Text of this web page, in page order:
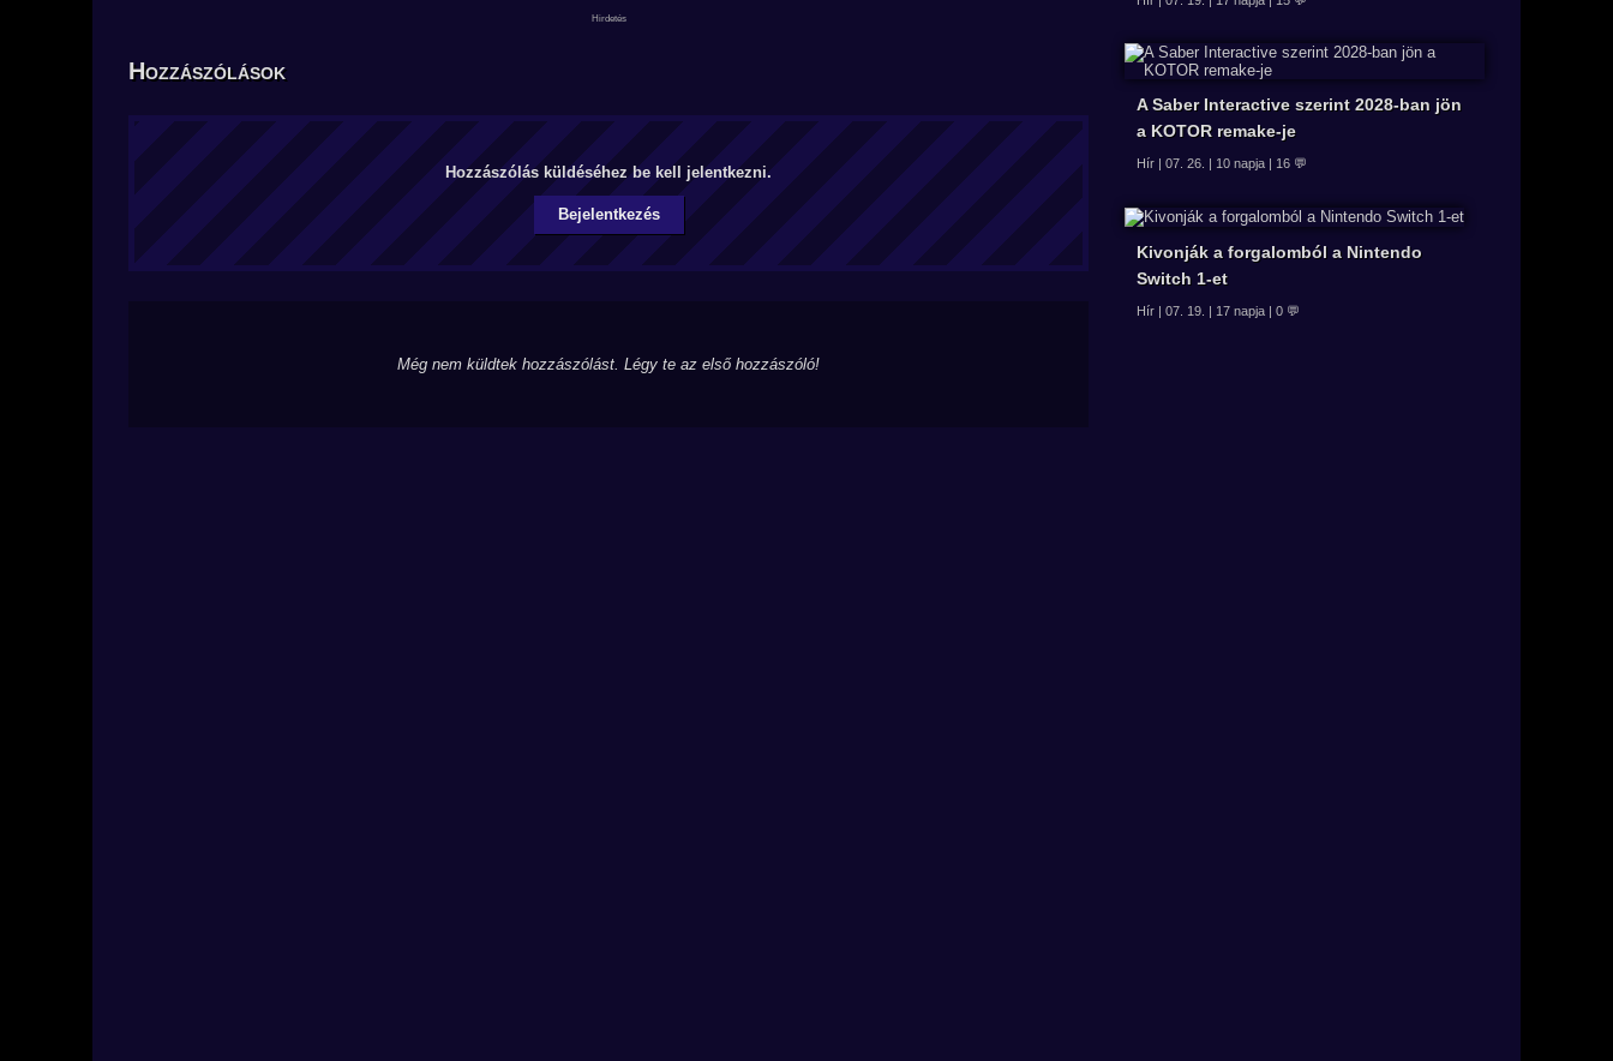
Hozzászólások
Hozzászólás küldéséhez be kell jelentkezni.
Bejelentkezés
Még nem küldtek hozzászólást. Légy te az első hozzászóló!
A Saber Interactive szerint 2028-ban jön
a KOTOR remake-je
Hír | 07. 26. | 10 napja | 16 💬
Kivonják a forgalomból a Nintendo
Switch 1-et
Hír | 07. 19. | 17 napja | 0 💬